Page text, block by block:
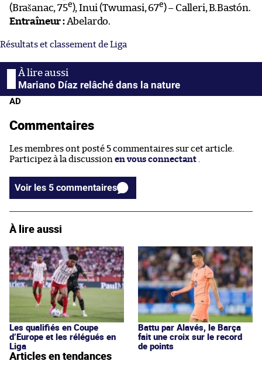
(Brašanac, 75e), Inui (Twumasi, 67e) – Calleri, B.Bastón.
Entraîneur :Abelardo.
Résultats et classement de Liga
Mariano Díaz relâché dans la nature
AD
Commentaires
Les membres ont posté 5 commentaires sur cet article.
Participez à la discussion en vous connectant
Voir les 5 commentaires
À lire aussi
Les qualifiés en Coupe
d’Europe et les rélégués en
Liga
Battu par Alavés, le Barça
fait une croix sur le record
de points
Articles en tendances